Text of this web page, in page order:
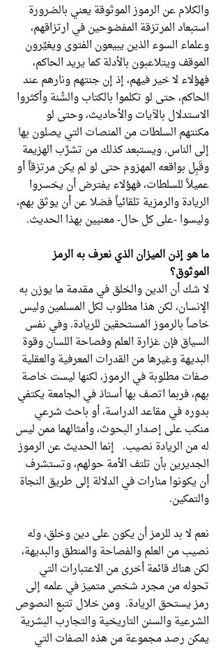
والكلام عن الرموز الموثوقة يعني بالضرورة
استبعاد المرتزقة المفضوحين في ارتزاقهم،
وعلماء السوء الذين يبيعون الفتوى ويغيِّرون
الموقف ويتلاعبون بالأدلة كما يريد الحاكم،
فهؤلاء لا خير فيهم، إذ إن جنتهم ونارهم عند
الحاكم، حتى لو تكلموا بالكتاب والسُّنة وأكثروا
الاستدلال بالآيات والأحاديث، وحتى لو
مكنتهم السلطات من المنصات التي يصلون بها
إلى الناس. ويستبعد كذلك من تشرَّب الهزيمة
وقَبِل بواقعه المهزوم حتى لو لم يكن مرتزقاً أو
عميلاً للسلطات، فهؤلاء يفترض أن يخسروا
الريادة والرمزية تلقائياً فضلا عن أن يوثق بهم،
وليسوا -على كل حال- معنيين بهذا الحديث.
ما هو إذن الميزان الذي نعرف به الرمز
الموثوق؟
لا شك أن الدين والخلق في مقدمة ما يوزن به
الإنسان، لكن هذا مطلوب لكل المسلمين وليس
خاصاً بالرموز المستحقين للريادة. وفي نفس
السياق فإن غزارة العلم وفصاحة اللسان وقوة
البديهة وغيرها من القدرات المعرفية والعقلية
صفات مطلوبة في الرموز، لكنها ليست خاصة
بهم، فربما اتصف بها أستاذ في الجامعة يكتفي
بدوره في مقاعد الدراسة، أو باحث شرعي
منكب على إصدار البحوث، وأمثالهما ممن ليس
له من الريادة نصيب. إنما الحديث عن الرموز
الجديرين بأن تلتف الأمة حولهم، وتستشرف
أن يكونوا منارات في الدلالة إلى طريق النجاة
والتمكين.
نعم لا بد للرمز أن يكون على دين وخلق، وله
نصيب من العلم والفصاحة والمنطق والبديهة،
لكن هناك قائمة أخرى من الاعتبارات التي
تحوله من مجرد شخص متميز في علمه إلى
رمز يستحق الريادة. ومن خلال تتبع النصوص
الشرعية والسنن التاريخية والتجارب البشرية
يمكن رصد مجموعة من هذه الصفات التي